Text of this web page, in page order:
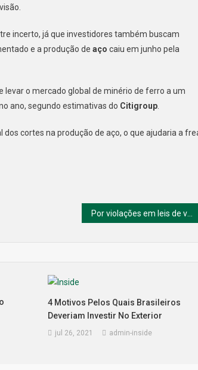
incerto, já que investidores também buscam
e a produção de aço caiu em junho pela
levar o mercado global de minério de ferro a um
ano, segundo estimativas do Citigroup
cortes na produção de aço, o que ajudaria a
4 Motivos Pelos Quais Brasileiros
Deveriam Investir No Exterior
jul 26, 2021 admin-inside